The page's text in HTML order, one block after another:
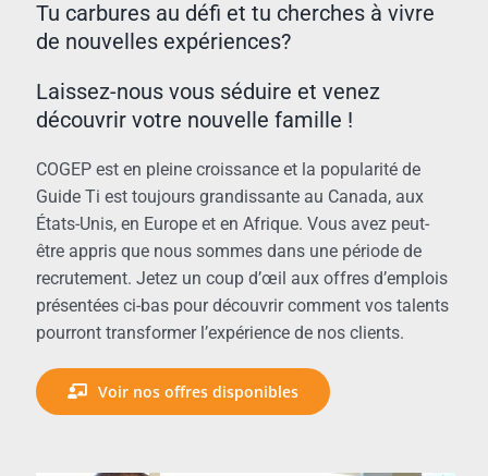
Tu carbures au défi et tu cherches à vivre
de nouvelles expériences?
Laissez-nous vous séduire et venez
découvrir votre nouvelle famille !
COGEP est en pleine croissance et la popularité de
Guide Ti est toujours grandissante au Canada, aux
États-Unis, en Europe et en Afrique. Vous avez peut-
être appris que nous sommes dans une période de
recrutement. Jetez un coup d’œil aux offres d’emplois
présentées ci-bas pour découvrir comment vos talents
pourront transformer l’expérience de nos clients.
Voir nos offres disponibles